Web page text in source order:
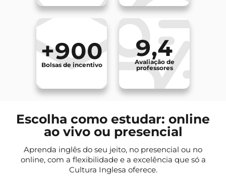
+900
Bolsas de incentivo
9,4
Avaliação de
professores
Escolha como estudar: online
ao vivo ou presencial
Aprenda inglês do seu jeito, no presencial ou no
online, com a flexibilidade e a excelência que só a
Cultura Inglesa oferece.